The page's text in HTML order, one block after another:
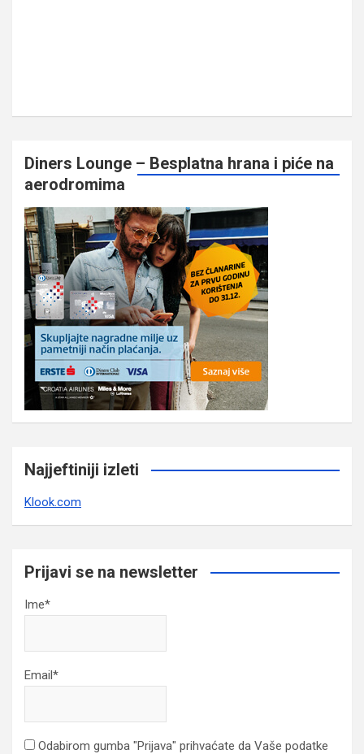
Diners Lounge – Besplatna hrana i piće na
aerodromima
Najjeftiniji izleti
Klook.com
Prijavi se na newsletter
Ime*
Email*
Odabirom gumba "Prijava" prihvaćate da Vaše podatke